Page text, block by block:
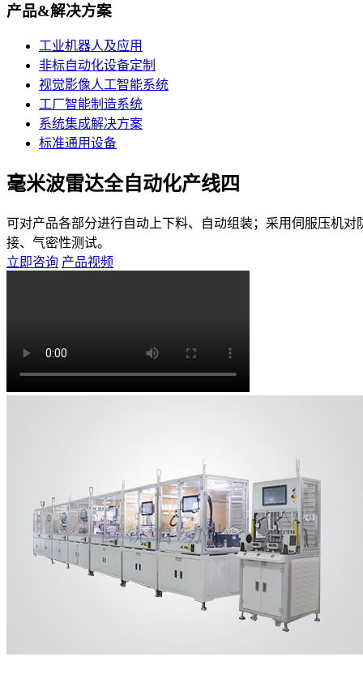
产品&解决方案
工业机器人及应用
非标自动化设备定制
视觉影像人工智能系统
工厂智能制造系统
系统集成解决方案
标准通用设备
毫米波雷达全自动化产线四
可对产品各部分进行自动上下料、自动组装；采用伺服压机
接、气密性测试。
立即咨询 产品视频